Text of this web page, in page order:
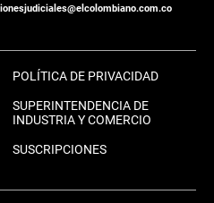
POLÍTICA DE PRIVACIDAD
SUPERINTENDENCIA DE
INDUSTRIA Y COMERCIO
SUSCRIPCIONES